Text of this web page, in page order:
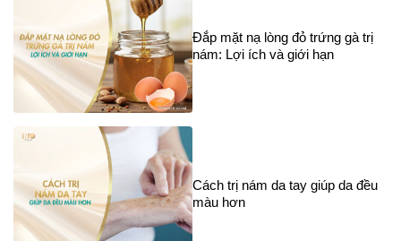
Đắp mặt nạ lòng đỏ trứng gà trị
nám: Lợi ích và giới hạn
Cách trị nám da tay giúp da đều
màu hơn